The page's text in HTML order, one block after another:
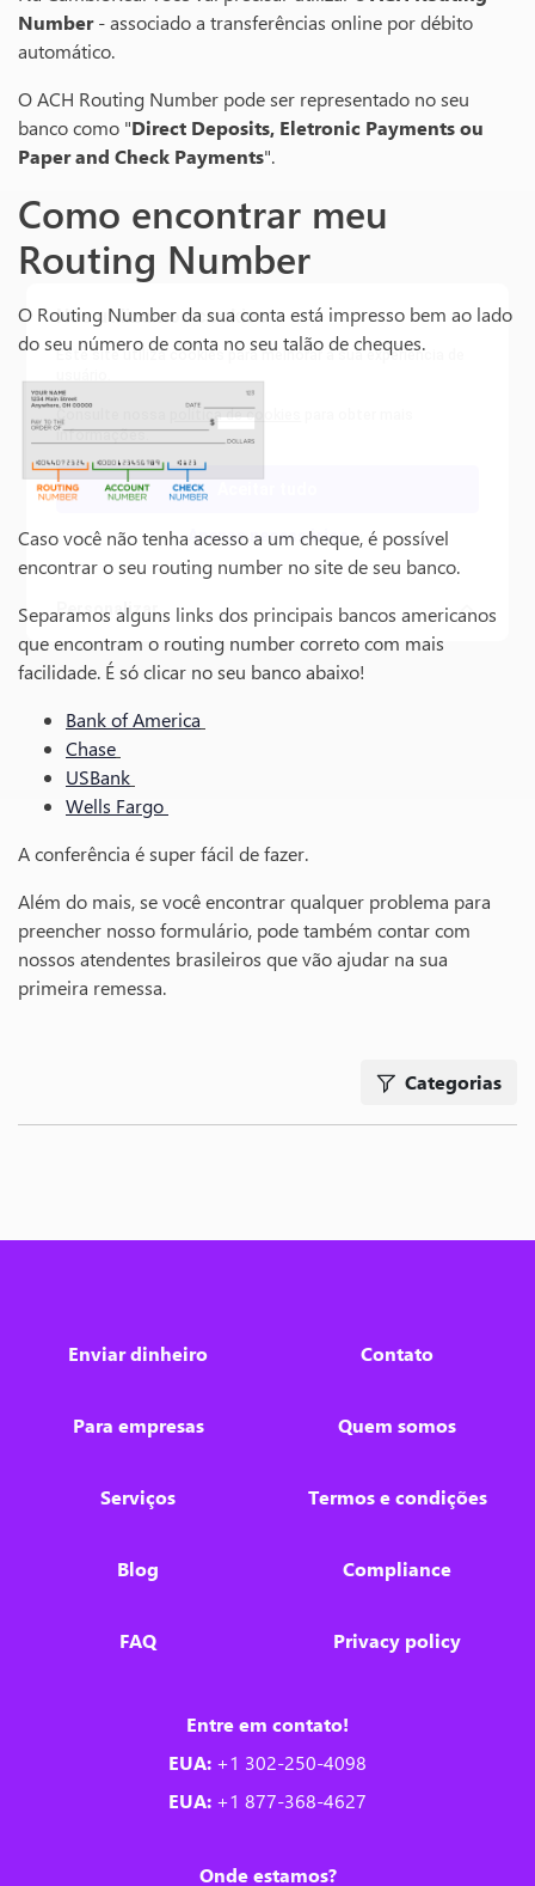
Number- associado a transferências online por débito
automático.
O ACH Routing Number pode ser representado no seu
banco como "Direct Deposits, Eletronic Payments ou
Paper and Check Payments".
Como encontrar meu
Routing Number
O Routing Number da sua conta está impresso bem ao lado
do seu número de conta no seu talão de cheques.
Caso você não tenha acesso a um cheque, é possível
encontrar o seu routing number no site de seu banco.
Separamos alguns links dos principais bancos americanos
que encontram o routing number correto com mais
facilidade. É só clicar no seu banco abaixo!
Bank of America
Chase
USBank
Wells Fargo
A conferência é super fácil de fazer.
Além do mais, se você encontrar qualquer problema para
preencher nosso formulário, pode também contar com
nossos atendentes brasileiros que vão ajudar na sua
primeira remessa.
Categorias
Enviar dinheiro
Para empresas
Serviços
Blog
FAQ
Contato
Quem somos
Termos e condições
Compliance
Privacy policy
Entre em contato!
EUA: +1 302-250-4098
EUA: +1 877-368-4627
Onde estamos?
Nós utilizamos cookies
Este site utiliza cookies para melhorar a sua experiência de
política de cookies
informações.
Apenas necessários
Personalizar